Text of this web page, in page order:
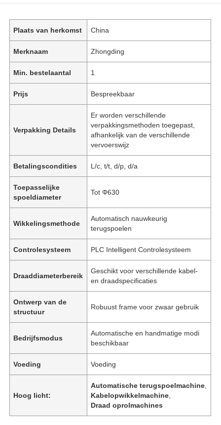
Plaats van herkomst China
Merknaam Zhongding
Min. bestelaantal 1
Prijs Bespreekbaar
Verpakking Details
Er worden verschillende
verpakkingsmethoden toegepast,
afhankelijk van de verschillende
vervoerswijz
Betalingscondities L/c, t/t, d/p, d/a
Toepasselijke
spoeldiameter
Tot Φ630
Wikkelingsmethode
Automatisch nauwkeurig
terugspoelen
Controlesysteem PLC Intelligent Controlesysteem
Draaddiameterbereik
Geschikt voor verschillende kabel-
en draadspecificaties
Ontwerp van de
structuur
Robuust frame voor zwaar gebruik
Bedrijfsmodus
Automatische en handmatige modi
beschikbaar
Voeding Voeding
Hoog licht:
Automatische terugspoelmachine
Kabelopwikkelmachine
Draad oprolmachines